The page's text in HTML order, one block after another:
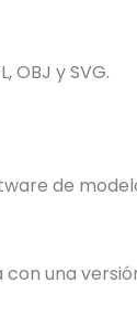
OBJ y SVG.
de
una